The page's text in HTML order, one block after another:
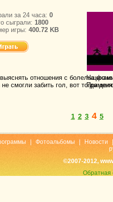
за 24 часа: 0
сыграли: 1800
игры: 400.72 KB
отношения с
смогли забить гол, вот тогда
На фоне
1 2 3 4 5
Фотоальбомы Новости
©2007-2012,
Обратная